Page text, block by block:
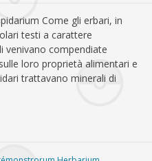
Come gli erbari, in
testi a carattere
venivano compendiate
loro proprietà alimentari e
trattavano minerali di